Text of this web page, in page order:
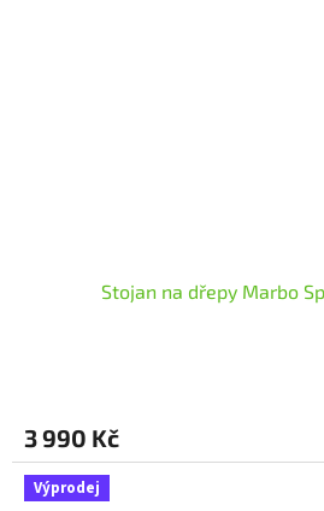
Stojan na dřepy Marbo
3 990 Kč
Výprodej